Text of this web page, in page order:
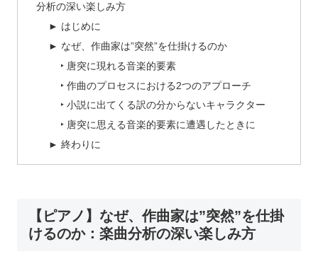
分析の深い楽しみ方
► はじめに
► なぜ、作曲家は”突然”を仕掛けるのか
‣ 唐突に現れる音楽的要素
‣ 作曲のプロセスにおける2つのアプローチ
‣ 小説に出てくる訳の分からないキャラクター
‣ 唐突に思える音楽的要素に遭遇したときに
► 終わりに
【ピアノ】なぜ、作曲家は”突然”を仕掛
けるのか：楽曲分析の深い楽しみ方